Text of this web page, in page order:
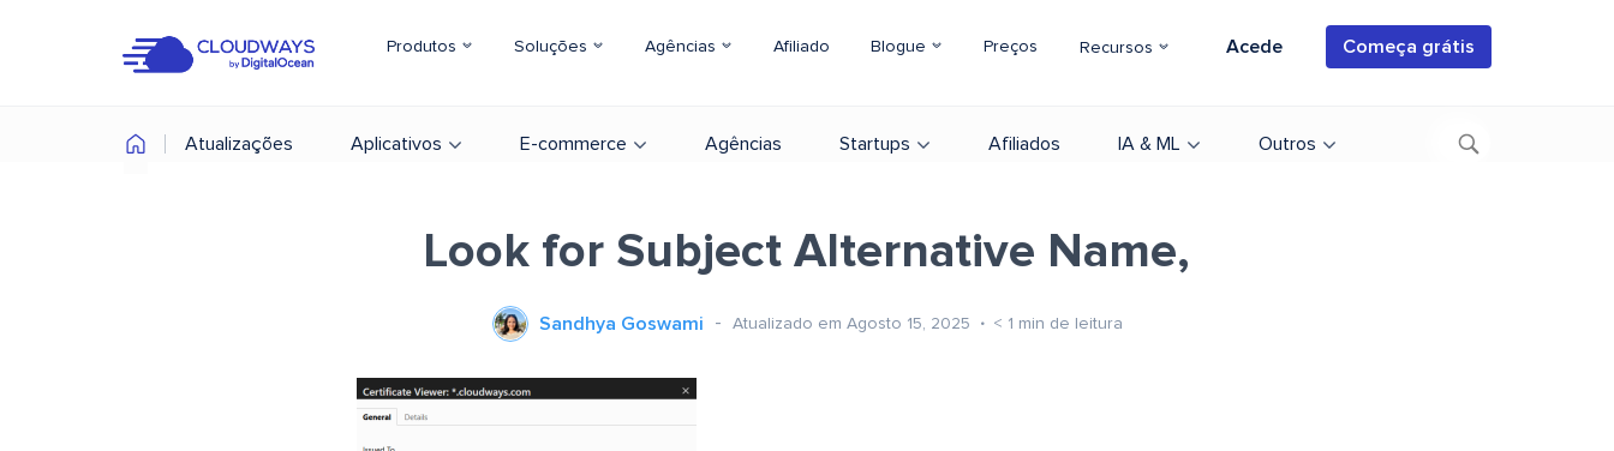
Produtos Soluções Agências Afiliado Blogue Preços Recursos Acede Começa grátis
Atualizações Aplicativos E-commerce Agências Startups Afiliados IA & ML Outros
Look for Subject Alternative Name,
Sandhya Goswami Atualizado em Agosto 15, 2025 < 1 min de leitura